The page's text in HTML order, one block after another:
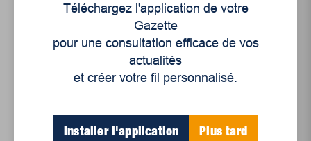
renouer avec un proche aîné vivant avec une
maladie mentale, ce n’est possiblement pas pour
tout le monde. C’est important de le savoir et de
l’accueillir sans jugement. Renouer demande du
temps, du courage et du pardon. Pour autant,
personnelles dont on sera le plus fier dans sa vie.
C’est un exploit humain qui s’accomplit dans le
Téléchargez l'application de votre
Gazette
pour une consultation efficace de vos
actualités
et créer votre fil personnalisé.
Installer l'application Plus tard